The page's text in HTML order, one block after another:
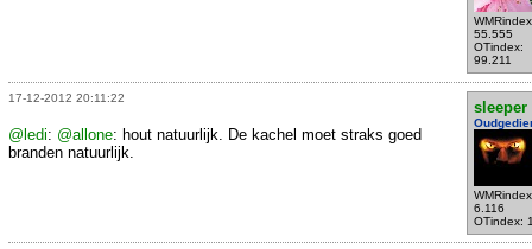
55.555
OTindex:
99.211
17-12-2012 20:11:22
sleeper
6.116
OTindex:
@ledi: @allone: hout natuurlijk. De kachel moet straks goed
branden natuurlijk.